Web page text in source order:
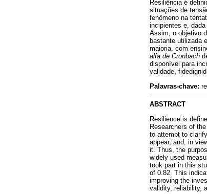
Resiliência é
situações de
fenômeno na
incipientes e,
Assim, o objetivo
bastante utilizada
maioria, com
alfa de Cronbach
disponível para
validade,
Palavras-chave:
ABSTRACT
Resilience is
Researchers of
to attempt to
appear, and, in
it. Thus, the
widely used
took part in this
of 0.82. This
improving the
validity, reliability,